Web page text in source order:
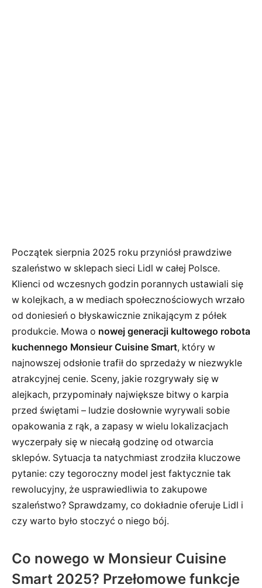
Początek sierpnia 2025 roku przyniósł prawdziwe
szaleństwo w sklepach sieci Lidl w całej Polsce.
Klienci od wczesnych godzin porannych ustawiali się
w kolejkach, a w mediach społecznościowych wrzało
od doniesień o błyskawicznie znikającym z półek
produkcie. Mowa o nowej generacji kultowego robota
kuchennego Monsieur Cuisine Smart, który w
najnowszej odsłonie trafił do sprzedaży w niezwykle
atrakcyjnej cenie. Sceny, jakie rozgrywały się w
alejkach, przypominały największe bitwy o karpia
przed świętami – ludzie dosłownie wyrywali sobie
opakowania z rąk, a zapasy w wielu lokalizacjach
wyczerpały się w niecałą godzinę od otwarcia
sklepów. Sytuacja ta natychmiast zrodziła kluczowe
pytanie: czy tegoroczny model jest faktycznie tak
rewolucyjny, że usprawiedliwia to zakupowe
szaleństwo? Sprawdzamy, co dokładnie oferuje Lidl i
czy warto było stoczyć o niego bój.
Co nowego w Monsieur Cuisine
Smart 2025? Przełomowe funkcje